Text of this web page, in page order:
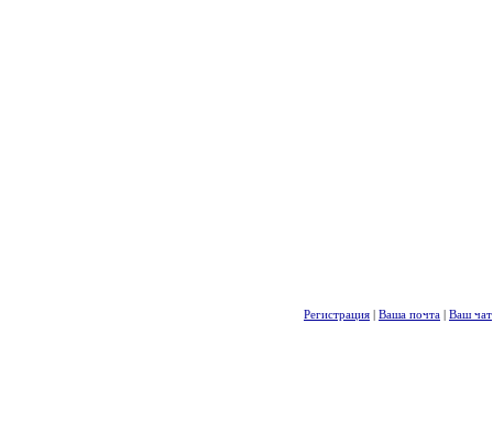
Регистрация | Ваша почта | Ваш чат